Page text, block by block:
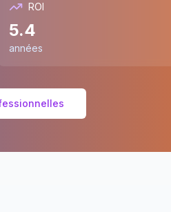
ROI
5.4
années